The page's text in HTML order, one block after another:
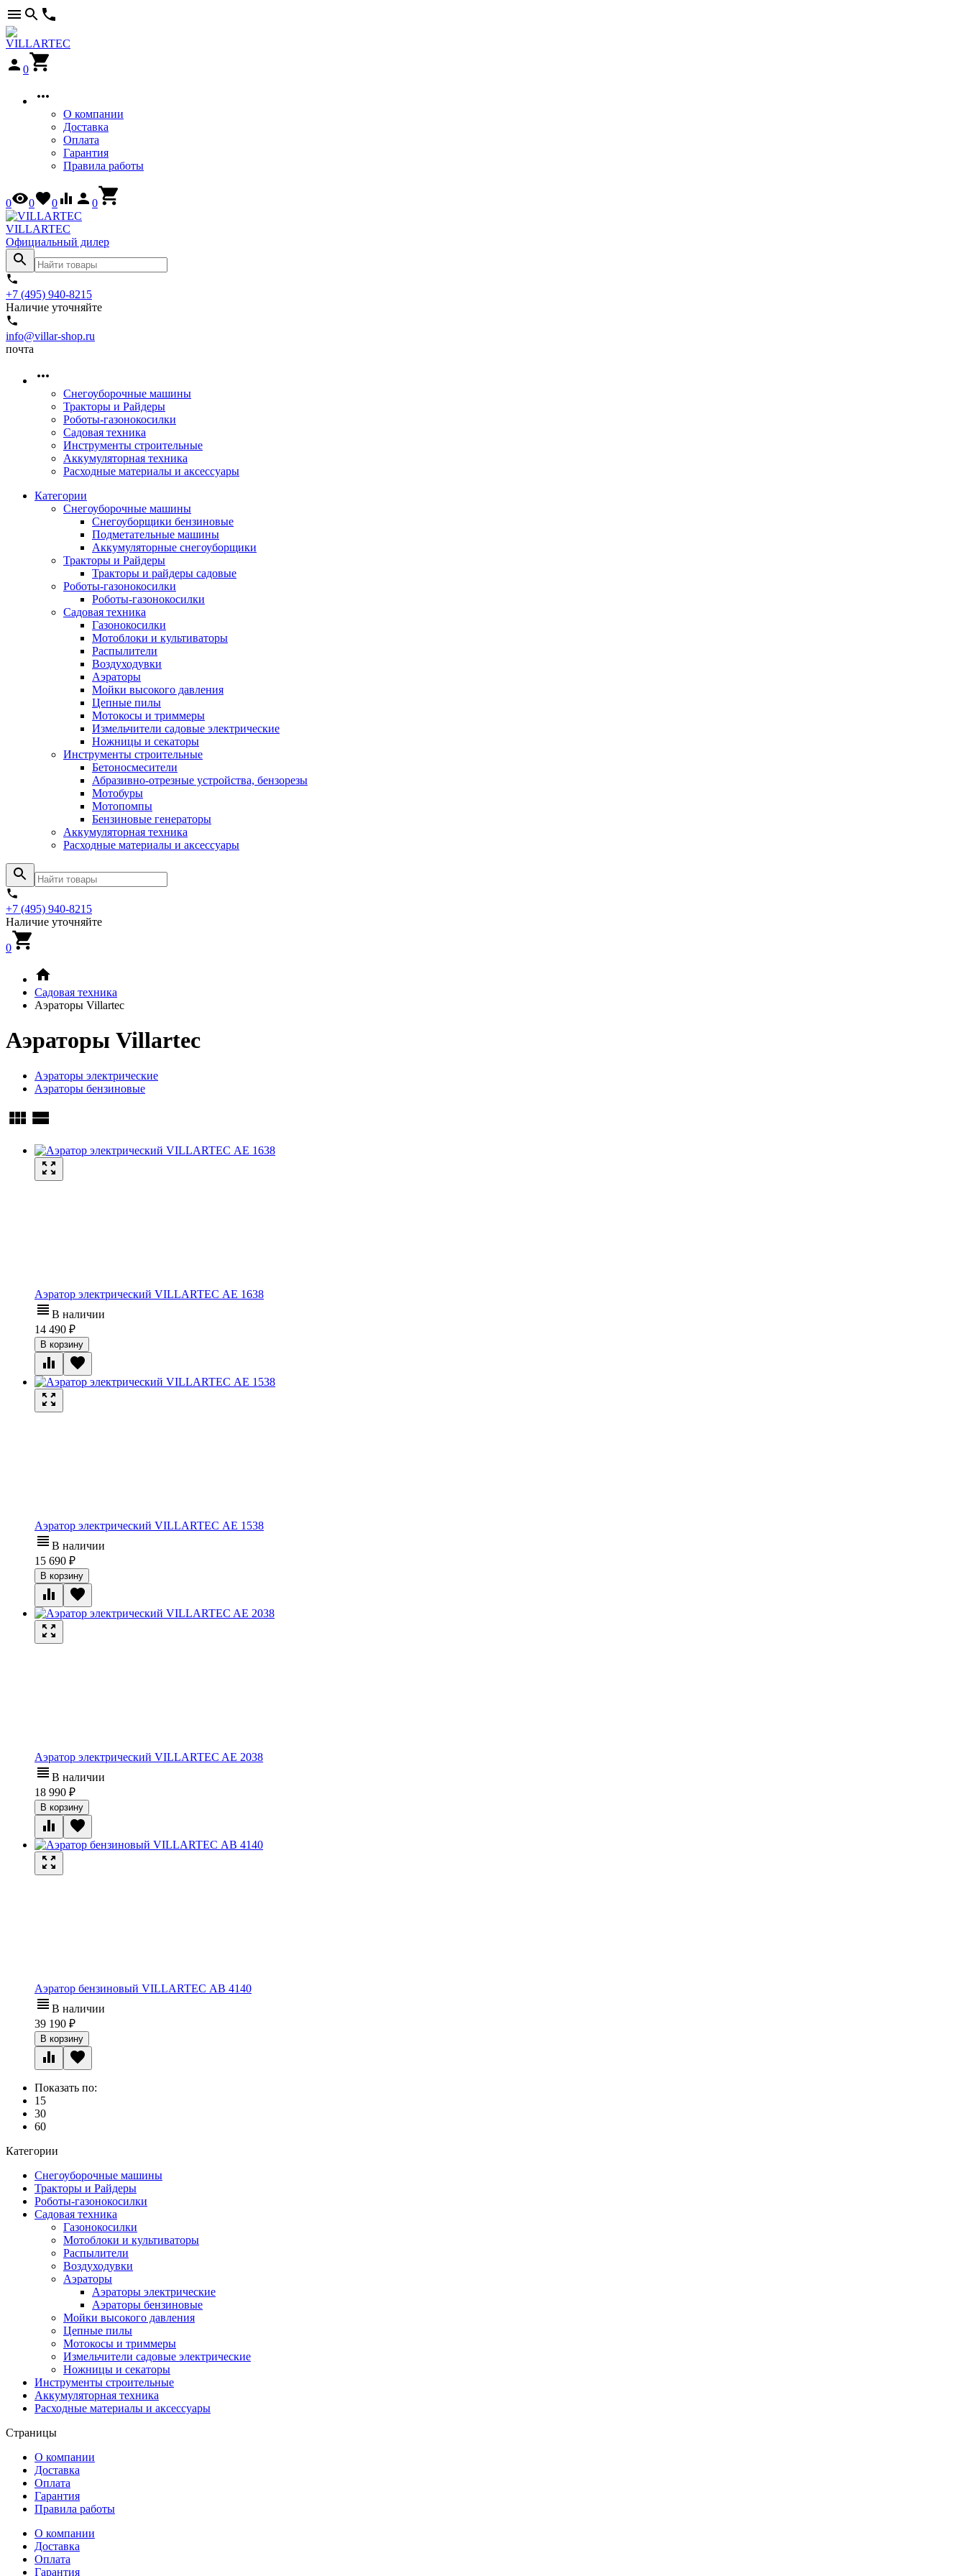
0
О компании
Доставка
Оплата
Гарантия
Правила работы
0 0 0 0
VILLARTEC
Официальный дилер
+7 (495) 940-8215
Наличие уточняйте
info@villar-shop.ru
почта
Снегоуборочные машины
Тракторы и Райдеры
Роботы-газонокосилки
Садовая техника
Инструменты строительные
Аккумуляторная техника
Расходные материалы и аксессуары
Категории
Снегоуборочные машины
Снегоуборщики бензиновые
Подметательные машины
Аккумуляторные снегоуборщики
Тракторы и Райдеры
Тракторы и райдеры садовые
Роботы-газонокосилки
Роботы-газонокосилки
Садовая техника
Газонокосилки
Мотоблоки и культиваторы
Распылители
Воздуходувки
Аэраторы
Мойки высокого давления
Цепные пилы
Мотокосы и триммеры
Измельчители садовые электрические
Ножницы и секаторы
Инструменты строительные
Бетоносмесители
Абразивно-отрезные устройства, бензорезы
Мотобуры
Мотопомпы
Бензиновые генераторы
Аккумуляторная техника
Расходные материалы и аксессуары
+7 (495) 940-8215
Наличие уточняйте
0
Садовая техника
Аэраторы Villartec
Аэраторы Villartec
Аэраторы электрические
Аэраторы бензиновые
Аэратор электрический VILLARTEC АЕ 1638
В наличии
14 490
В корзину
Аэратор электрический VILLARTEC АЕ 1538
В наличии
15 690
В корзину
Аэратор электрический VILLARTEC AE 2038
В наличии
18 990
В корзину
Аэратор бензиновый VILLARTEC АB 4140
В наличии
39 190
В корзину
Показать по:
15
30
60
Категории
Снегоуборочные машины
Тракторы и Райдеры
Роботы-газонокосилки
Садовая техника
Газонокосилки
Мотоблоки и культиваторы
Распылители
Воздуходувки
Аэраторы
Аэраторы электрические
Аэраторы бензиновые
Мойки высокого давления
Цепные пилы
Мотокосы и триммеры
Измельчители садовые электрические
Ножницы и секаторы
Инструменты строительные
Аккумуляторная техника
Расходные материалы и аксессуары
Страницы
О компании
Доставка
Оплата
Гарантия
Правила работы
О компании
Доставка
Оплата
Гарантия